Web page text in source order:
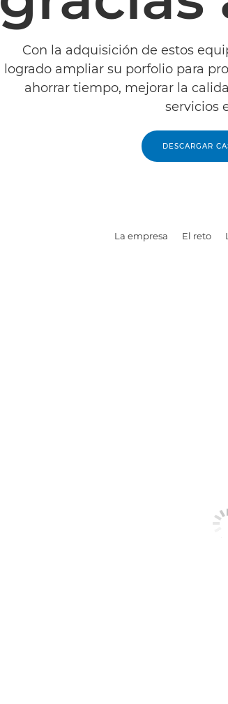
Con la adquisición de estos
logrado ampliar su porfolio para
ahorrar tiempo, mejorar la
servicios
DESCARGAR
La empresa El reto